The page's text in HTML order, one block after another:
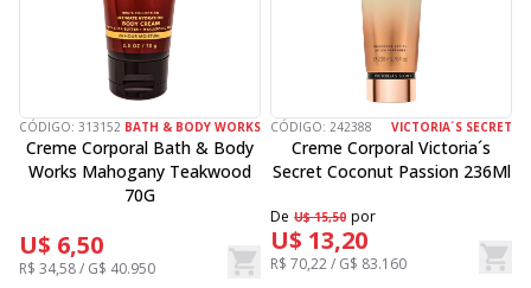
CÓDIGO: 313152 BATH & BODY WORKS
Creme Corporal Bath & Body
Works Mahogany Teakwood
70G
U$ 6,50
R$ 34,58 / G$ 40.950
CÓDIGO: 242388 VICTORIA´S SECRET
Creme Corporal Victoria´s
Secret Coconut Passion 236Ml
De U$ 15,50 por
U$ 13,20
R$ 70,22 / G$ 83.160